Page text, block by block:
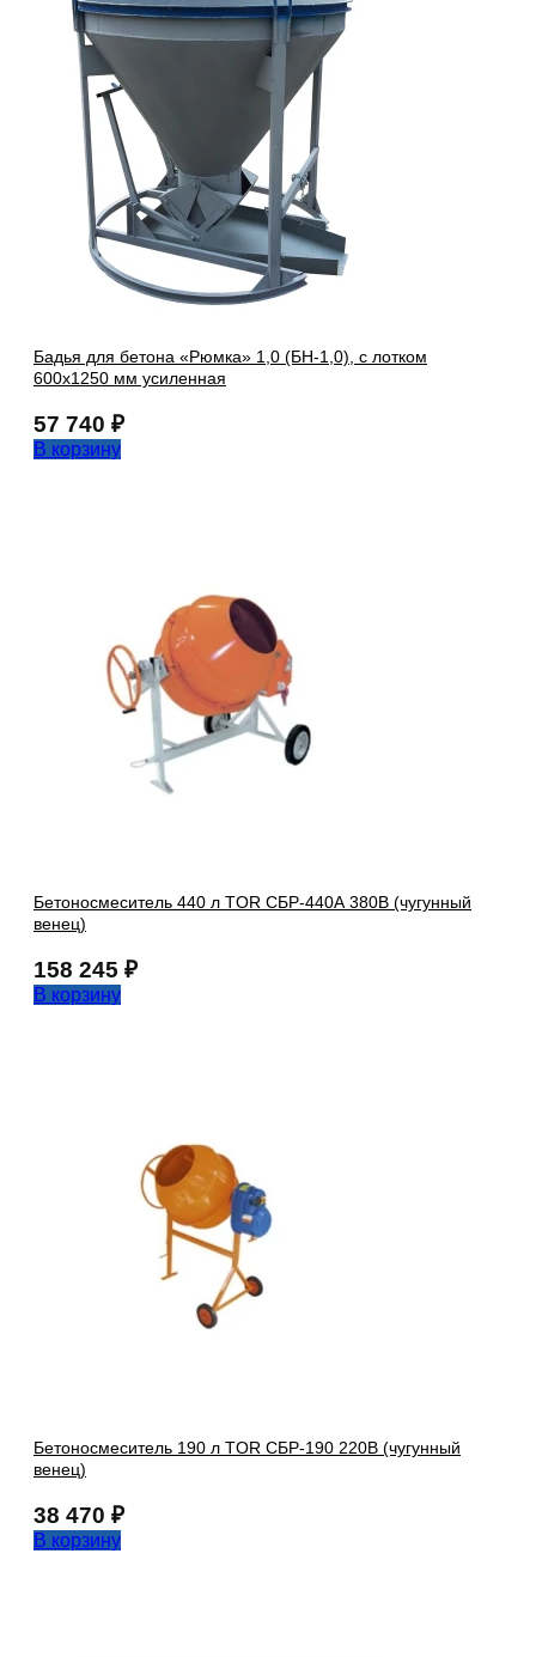
Бадья для бетона «Рюмка» 1,0 (БН-1,0), с лотком
600х1250 мм усиленная
57 740 ₽
В корзину
Бетоносмеситель 440 л TOR СБР-440А 380В (чугунный
венец)
158 245 ₽
В корзину
Бетоносмеситель 190 л TOR СБР-190 220В (чугунный
венец)
38 470 ₽
В корзину